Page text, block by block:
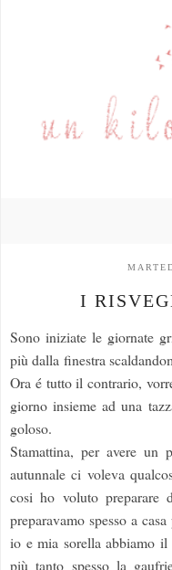
I
Sono iniziate le giornate
più dalla finestra
Ora é tutto il contrario,
giorno insieme ad una
goloso.
Stamattina, per avere un
autunnale ci voleva
cosi ho voluto preparare
preparavamo spesso a
io e mia sorella abbiamo il
più tanto spesso la